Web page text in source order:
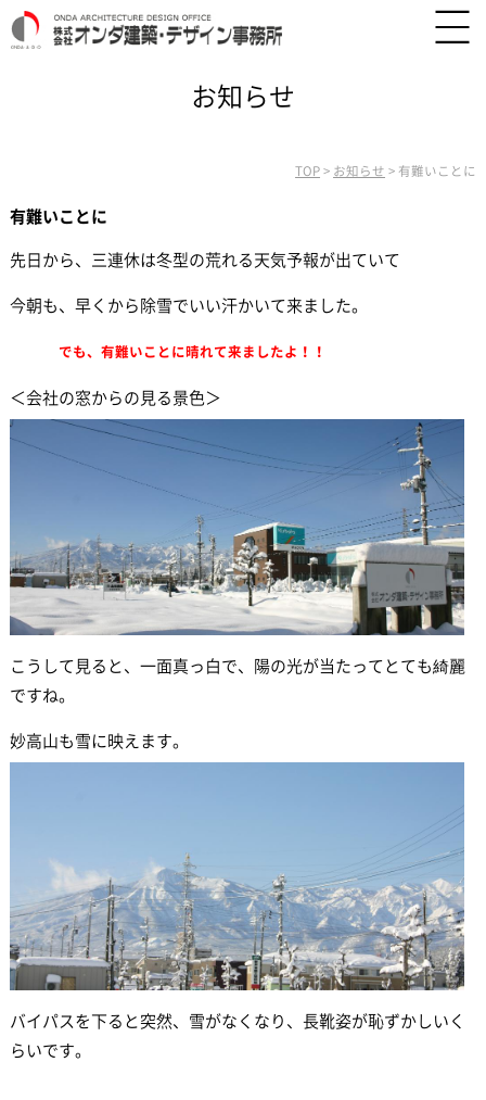
お知らせ
TOP > お知らせ >有難いことに
有難いことに
先日から、三連休は冬型の荒れる天気予報が出ていて
今朝も、早くから除雪でいい汗かいて来ました。
でも、有難いことに晴れて来ましたよ！！
＜会社の窓からの見る景色＞
こうして見ると、一面真っ白で、陽の光が当たってとても綺麗
ですね。
妙高山も雪に映えます。
バイパスを下ると突然、雪がなくなり、長靴姿が恥ずかしいく
らいです。